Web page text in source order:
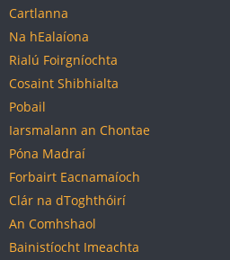
Cartlanna
Na hEalaíona
Rialú Foirgníochta
Cosaint Shibhialta
Pobail
Iarsmalann an Chontae
Póna Madraí
Forbairt Eacnamaíoch
Clár na dToghthóirí
An Comhshaol
Bainistíocht Imeachta